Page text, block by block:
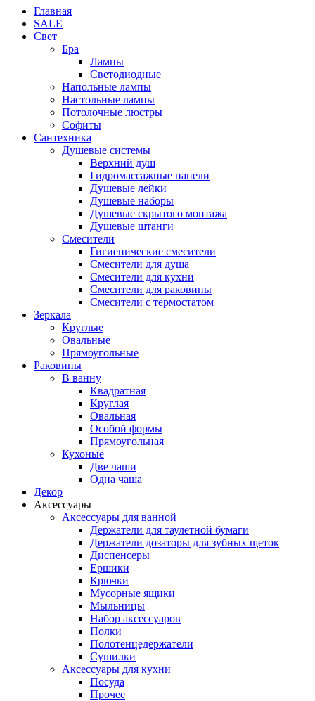
Главная
SALE
Свет
Бра
Лампы
Светодиодные
Напольные лампы
Настольные лампы
Потолочные люстры
Софиты
Сантехника
Душевые системы
Верхний душ
Гидромассажные панели
Душевые лейки
Душевые наборы
Душевые скрытого монтажа
Душевые штанги
Смесители
Гигиенические смесители
Смесители для душа
Смесители для кухни
Смесители для раковины
Смесители с термостатом
Зеркала
Круглые
Овальные
Прямоугольные
Раковины
В ванну
Квадратная
Круглая
Овальная
Особой формы
Прямоугольная
Кухоные
Две чаши
Одна чаша
Декор
Аксессуары
Аксессуары для ванной
Держатели для таулетной бумаги
Держатели дозаторы для зубных щеток
Диспенсеры
Ершики
Крючки
Мусорные ящики
Мыльницы
Набор аксессуаров
Полки
Полотенцедержатели
Сушилки
Аксессуары для кухни
Посуда
Прочее